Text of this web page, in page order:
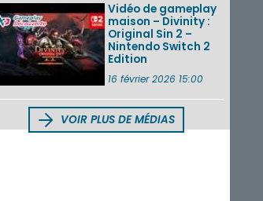
Vidéo de gameplay
maison – Divinity :
Original Sin 2 –
Nintendo Switch 2
Edition
16 février 2026 15:00
VOIR PLUS DE MÉDIAS